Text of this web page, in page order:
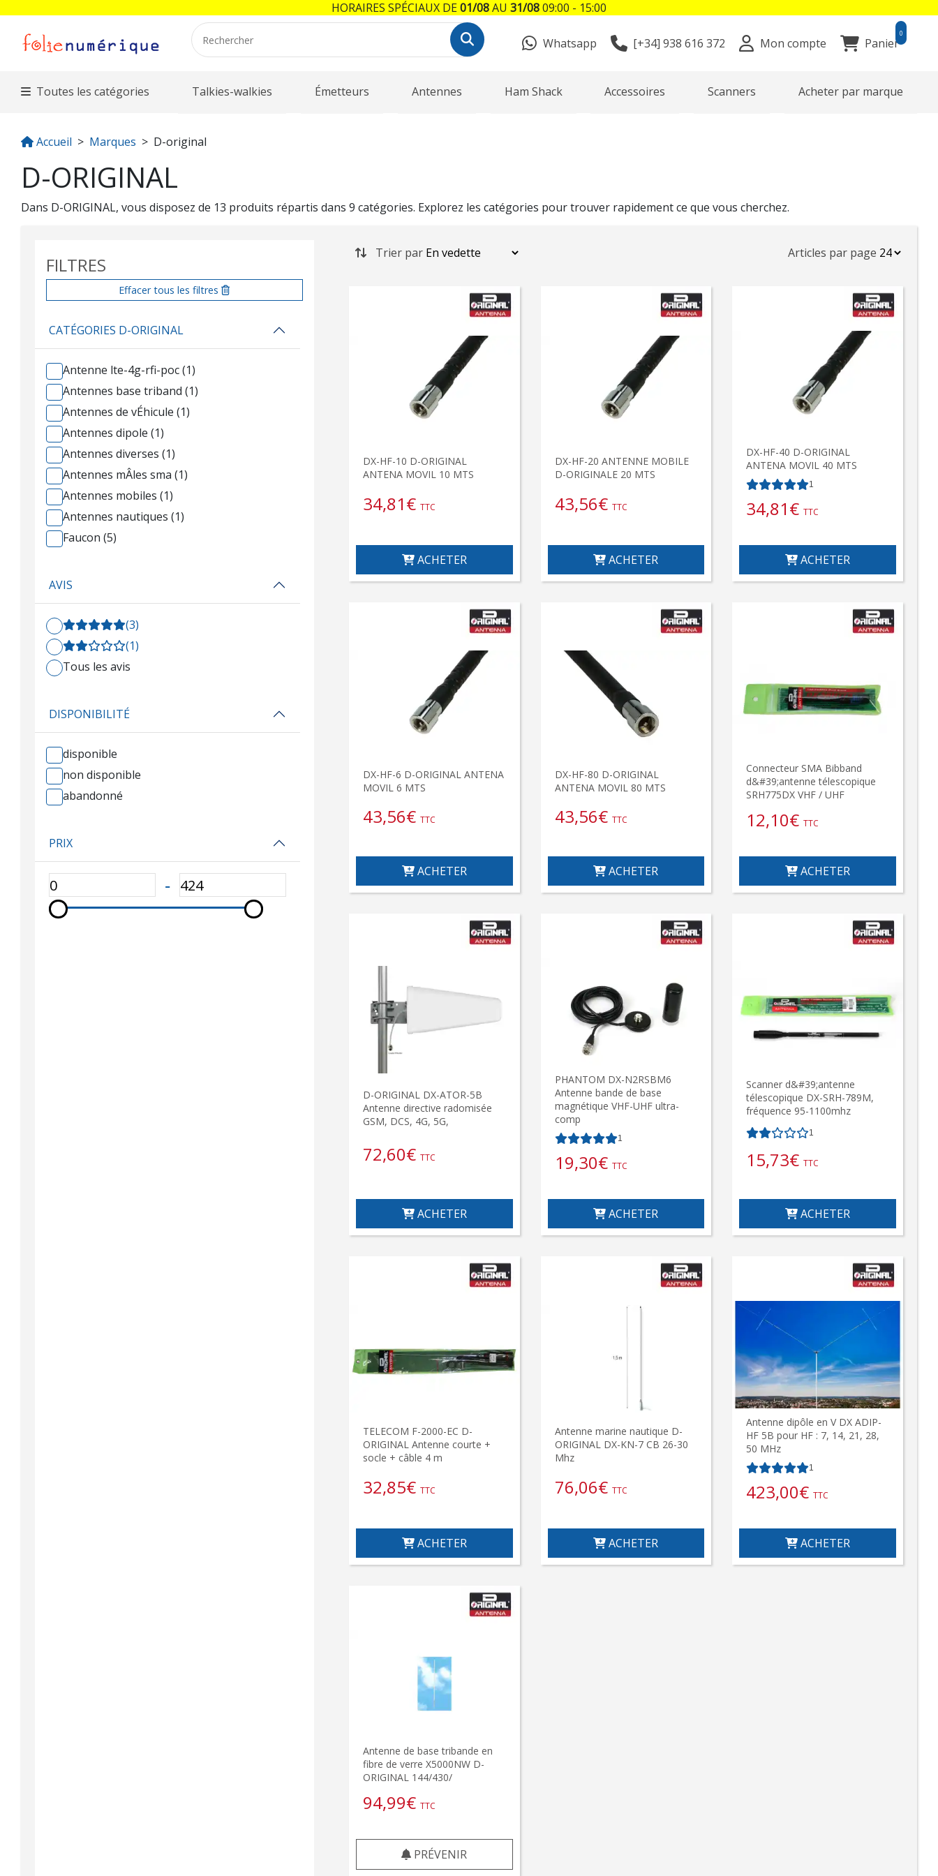
Whatsapp [+34] 938 616 372 Mon compte Panier
0
Toutes les catégories Talkies-walkies Émetteurs Antennes Ham Shack Accessoires Scanners Acheter par marque
Accueil Marques D-original
D-ORIGINAL
Dans D-ORIGINAL, vous disposez de 13 produits répartis dans 9 catégories. Explorez les catégories pour trouver rapidement ce que vous cherchez.
FILTRES
Effacer tous les filtres
CATÉGORIES D-ORIGINAL
Antenne lte-4g-rfi-poc (1)
Antennes base triband (1)
Antennes de vÉhicule (1)
Antennes dipole (1)
Antennes diverses (1)
Antennes mÂles sma (1)
Antennes mobiles (1)
Antennes nautiques (1)
Faucon (5)
AVIS
(3)
(1)
Tous les avis
DISPONIBILITÉ
disponible
non disponible
abandonné
PRIX
‐
Trier par Articles par page
DX-HF-10 D-ORIGINAL
ANTENA MOVIL 10 MTS
34,81€ TTC
ACHETER
DX-HF-20 ANTENNE MOBILE
D-ORIGINALE 20 MTS
43,56€ TTC
ACHETER
DX-HF-40 D-ORIGINAL
ANTENA MOVIL 40 MTS
1
34,81€ TTC
ACHETER
DX-HF-6 D-ORIGINAL ANTENA
MOVIL 6 MTS
43,56€ TTC
ACHETER
DX-HF-80 D-ORIGINAL
ANTENA MOVIL 80 MTS
43,56€ TTC
ACHETER
Connecteur SMA Bibband
d&#39;antenne télescopique
SRH775DX VHF / UHF
12,10€ TTC
ACHETER
D-ORIGINAL DX-ATOR-5B
Antenne directive radomisée
GSM, DCS, 4G, 5G,
72,60€ TTC
ACHETER
PHANTOM DX-N2RSBM6
Antenne bande de base
magnétique VHF-UHF ultra-
comp
1
19,30€ TTC
ACHETER
Scanner d&#39;antenne
télescopique DX-SRH-789M,
fréquence 95-1100mhz
1
15,73€ TTC
ACHETER
TELECOM F-2000-EC D-
ORIGINAL Antenne courte +
socle + câble 4 m
32,85€ TTC
ACHETER
Antenne marine nautique D-
ORIGINAL DX-KN-7 CB 26-30
Mhz
76,06€ TTC
ACHETER
Antenne dipôle en V DX ADIP-
HF 5B pour HF : 7, 14, 21, 28,
50 MHz
1
423,00€ TTC
ACHETER
Antenne de base tribande en
fibre de verre X5000NW D-
ORIGINAL 144/430/
94,99€ TTC
PRÉVENIR
HORAIRES SPÉCIAUX DE01/08AU 31/0809:00 - 15:00